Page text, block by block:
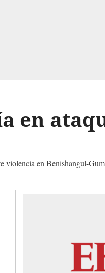
en
en Benishangul-